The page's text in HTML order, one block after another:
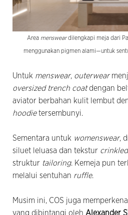
Area mensweardilengkapi meja dari
menggunakan pigmen alami—untuk
Untuk menswear, outerwear
oversized trench coatdengan
aviator berbahan kulit lembut
hoodietersembunyi.
Sementara untuk womenswear,
siluet leluasa dan tekstur
struktur tailoring. Kemeja pun
melalui sentuhan ruffle.
Musim ini, COS juga
yang dibintangi oleh Alexander